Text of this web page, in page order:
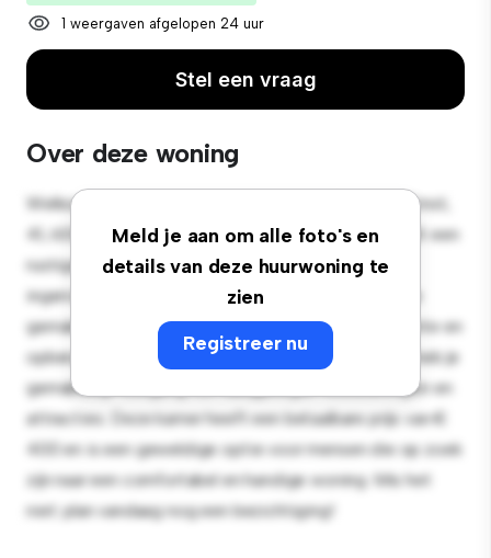
1 weergaven afgelopen 24 uur
Stel een vraag
Over deze woning
Meld je aan om alle foto's en
details van deze huurwoning te
zien
Registreer nu
Welkom bij je nieuwe toevluchtsoord in Rue Willy Ernst,
41, 6000, Charleroi! Deze comfortabele kamer biedt een
rustige en persoonlijke leefruimte. Deze kamer is
ingericht met de essentiële benodigdheden voor je
gemak en biedt een comfortabel bed, een werkruimte en
opbergmogelijkheden. Dankzij de gunstige ligging heb je
gemakkelijk toegang tot nabijgelegen voorzieningen en
attracties. Deze kamer heeft een betaalbare prijs van €
400 en is een geweldige optie voor mensen die op zoek
zijn naar een comfortabel en handige woning. Mis het
niet: plan vandaag nog een bezichtiging!